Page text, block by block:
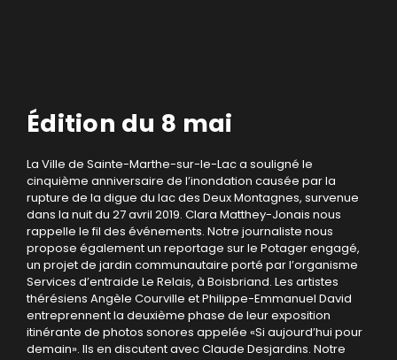
Édition du 8 mai
La Ville de Sainte-Marthe-sur-le-Lac a souligné le
cinquième anniversaire de l’inondation causée par la
rupture de la digue du lac des Deux Montagnes, survenue
dans la nuit du 27 avril 2019. Clara Matthey-Jonais nous
rappelle le fil des événements. Notre journaliste nous
propose également un reportage sur le Potager engagé,
un projet de jardin communautaire porté par l’organisme
Services d’entraide Le Relais, à Boisbriand. Les artistes
thérésiens Angèle Courville et Philippe-Emmanuel David
entreprennent la deuxième phase de leur exposition
itinérante de photos sonores appelée «Si aujourd’hui pour
demain». Ils en discutent avec Claude Desjardins. Notre